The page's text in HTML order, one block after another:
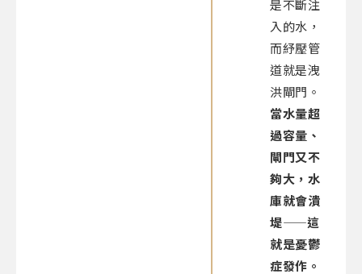
是不斷注
入的水，
而紓壓管
道就是洩
洪閘門。
當水量超
過容量、
閘門又不
夠大，水
庫就會潰
堤——這
就是憂鬱
症發作。